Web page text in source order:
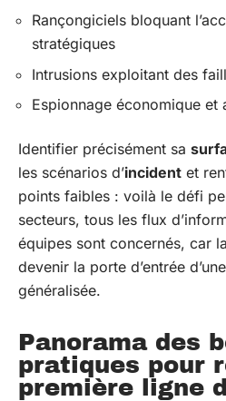
Rançongiciels bloquant
stratégiques
Intrusions exploitant des
Espionnage économique et
Identifier précisément sa
les scénarios d’incident et
points faibles : voilà le défi
secteurs, tous les flux
équipes sont concernés, car
devenir la porte d’entrée
généralisée.
Panorama des
pratiques pour
première ligne